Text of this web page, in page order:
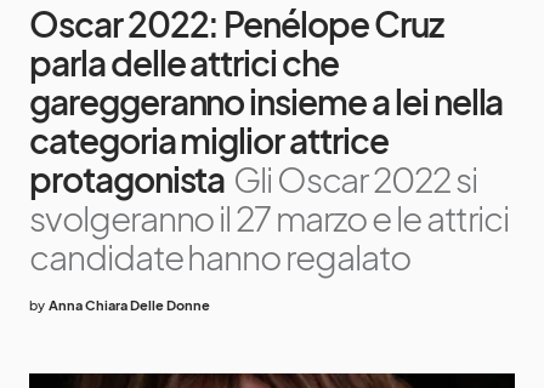
Oscar 2022: Penélope Cruz
parla delle attrici che
gareggeranno insieme a lei nella
categoria miglior attrice
protagonista Gli Oscar 2022 si
svolgeranno il 27 marzo e le attrici
candidate hanno regalato
by Anna Chiara Delle Donne